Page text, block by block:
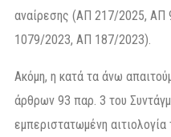
αναίρεσης (ΑΠ 217/2025,
1079/2023, ΑΠ 187/2023).
Ακόμη, η κατά τα άνω
άρθρων 93 παρ. 3 του
εμπεριστατωμένη